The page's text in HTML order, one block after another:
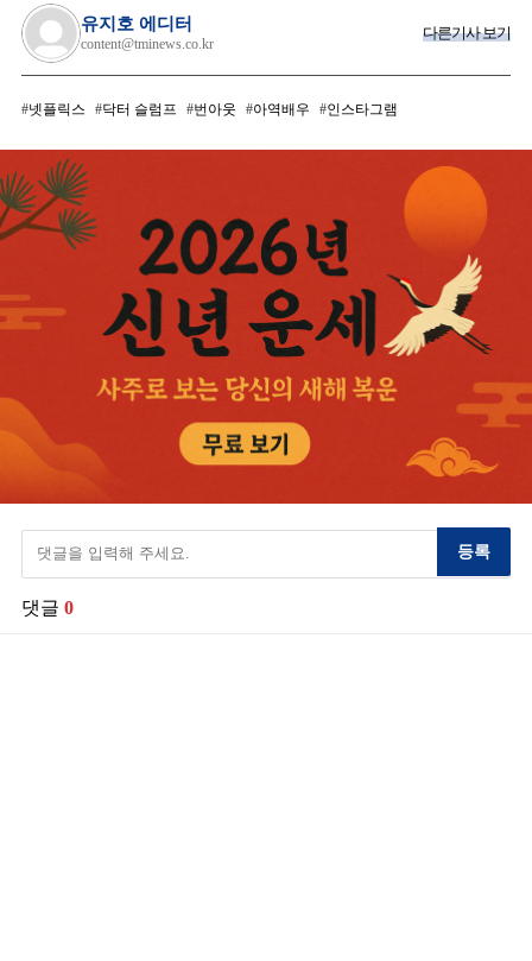
유지호 에디터
content@tminews.co.kr
다른기사 보기
넷플릭스 닥터 슬럼프 번아웃 아역배우 인스타그램
등록
댓글 0